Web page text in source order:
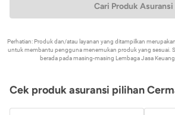
Cari Produk Asuransi
Perhatian: Produk dan/atau layanan yang ditampilkan
untuk membantu pengguna menemukan produk yang sesuai.
berada pada masing-masing Lembaga Jasa
Cek produk asuransi pilihan